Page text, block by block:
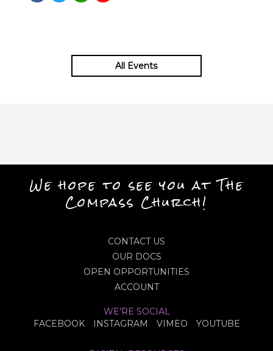
All Events
We hope to see you at The
Compass Church!
CONTACT US
OUR DOCS
OPEN OPPORTUNITIES
ACCOUNT
WE'RE SOCIAL
FACEBOOK
INSTAGRAM VIMEO YOUTUBE